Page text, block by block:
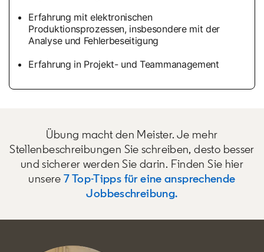
Erfahrung mit elektronischen
Produktionsprozessen, insbesondere mit der
Analyse und Fehlerbeseitigung
Erfahrung in Projekt- und Teammanagement
Übung macht den Meister. Je mehr
Stellenbeschreibungen Sie schreiben, desto besser
und sicherer werden Sie darin. Finden Sie hier
unsere7 Top-Tipps für eine ansprechende
Jobbeschreibung.